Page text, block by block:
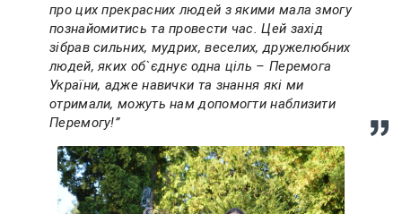
про цих прекрасних людей з якими мала змогу
познайомитись та провести час. Цей захід
зібрав сильних, мудрих, веселих, дружелюбних
людей, яких об`єднує одна ціль – Перемога
України, адже навички та знання які ми
отримали, можуть нам допомогти наблизити
Перемогу!”